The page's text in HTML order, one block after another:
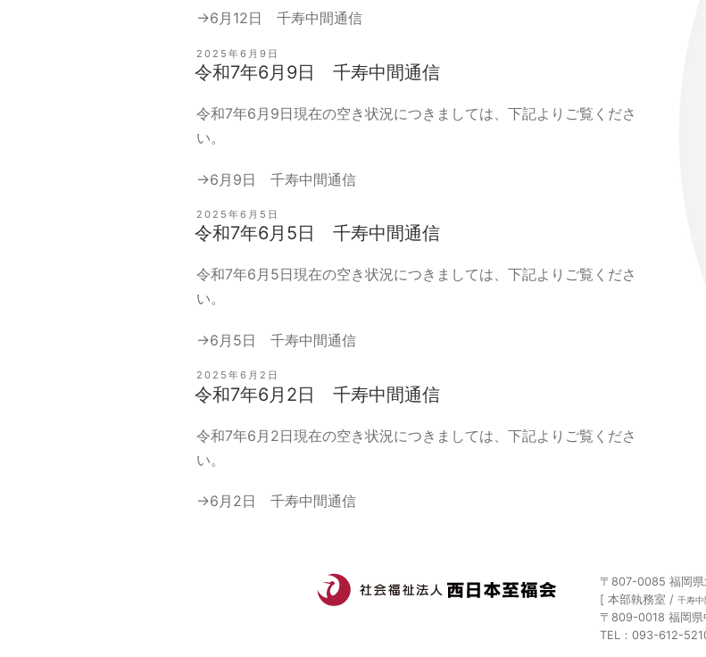
→6月12日 千寿中間通信
投
稿
日:
2025年6月9日
令和7年6月9日 千寿中間通信
令和7年6月9日現在の空き状況につきましては、下記よりご覧くださ
い。
→6月9日 千寿中間通信
投
稿
日:
2025年6月5日
令和7年6月5日 千寿中間通信
令和7年6月5日現在の空き状況につきましては、下記よりご覧くださ
い。
→6月5日 千寿中間通信
投
稿
日:
2025年6月2日
令和7年6月2日 千寿中間通信
令和7年6月2日現在の空き状況につきましては、下記よりご覧くださ
い。
→6月2日 千寿中間通信
〒807-0085 福岡
[ 本部執務室 / 千寿中
〒809-0018 福岡
TEL：093-612-